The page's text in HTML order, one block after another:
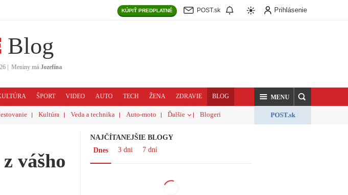
KÚPIŤ PREDPLATNÉ POST.sk Prihlásenie
Blog
| Meniny má Jozefína
ŠPORT VIDEO AUTO TECH ŽENA ZDRAVIE BLOG HĽADAJMENU
Kultúra Veda a technika Auto-moto Ďalšie Blogeri POST.sk
vášho
NAJČÍTANEJŠIE BLOGY
Dnes
3 dni 7 dní